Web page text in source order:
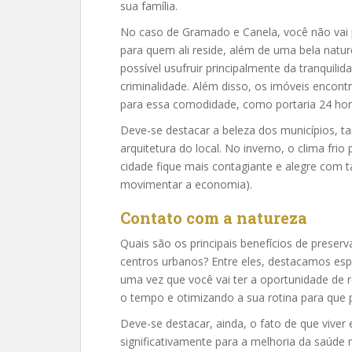
sua família.
No caso de Gramado e Canela, você não
para quem ali reside, além de uma bela
possível usufruir principalmente da
criminalidade. Além disso, os imóveis
para essa comodidade, como portaria 24
Deve-se destacar a beleza dos municípios,
arquitetura do local. No inverno, o clima
cidade fique mais contagiante e alegre com
movimentar a economia).
Contato com a natureza
Quais são os principais benefícios de
centros urbanos? Entre eles, destacamos
uma vez que você vai ter a oportunidade
o tempo e otimizando a sua rotina para
Deve-se destacar, ainda, o fato de que
significativamente para a melhoria da